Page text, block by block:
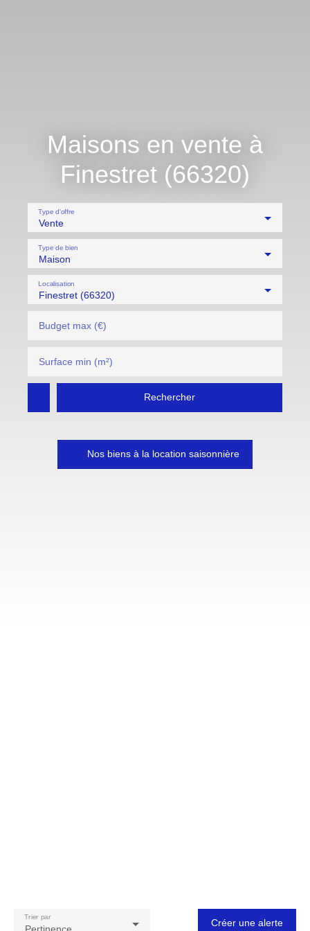
Maisons en vente à
Finestret (66320)
Vente
Type d'offre
Maison
Type de bien
Finestret (66320)
Localisation
Budget max (€)
Surface min (m²)
Rechercher
Nos biens à la location saisonnière
Pertinence
Trier par
Créer une alerte